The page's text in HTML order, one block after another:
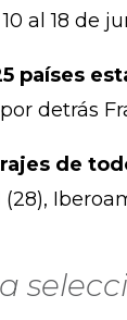
al 18 de
países
por detrás
de